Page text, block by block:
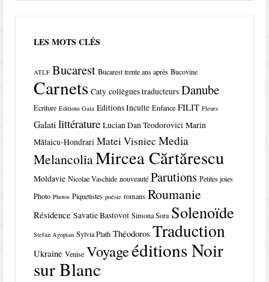
LES MOTS CLÉS
ATLF Bucarest Bucarest trente ans après Bucovine
Carnets Caty collègues traducteurs Danube
Ecriture Editions Gaia Editions Inculte Enfance FILIT Fleurs
Galati littérature Lucian Dan Teodorovici Marin
Mălaicu-Hondrari Matei Visniec Media
MelancoliaMircea Cărtărescu
Moldavie Nicolae Vaschide nouveauté Parutions Petites joies
Photo Photos Piquetistes poésie romans Roumanie
Résidence Savatie Bastovoi Simona Sora Solenoïde
Stefan Agopian Sylvia Plath Théodoros Traduction
Ukraine Venise Voyageéditions Noir
sur Blanc